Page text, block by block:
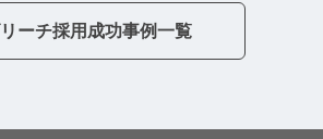
ーチ採用成功事例一覧